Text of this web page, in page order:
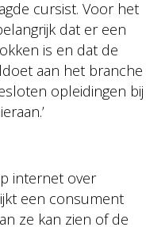
cursist. Voor het
dat er een
is en dat de
aan het branche
opleidingen bij
internet over
een consument
ze kan zien of de